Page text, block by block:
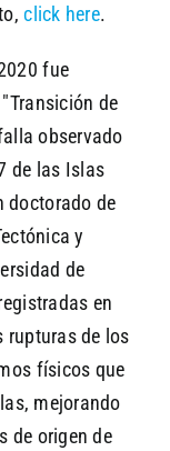
click here.
fue
de
observado
de las Islas
doctorado de
y
de
en
rupturas de los
físicos que
mejorando
de origen de